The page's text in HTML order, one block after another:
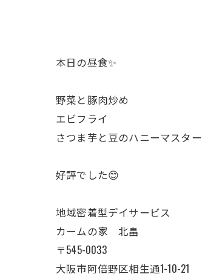
本日の昼食✨
野菜と豚肉炒め
エビフライ
さつま芋と豆のハニーマスタ
好評でした😊
地域密着型デイサービス
カームの家 北畠
〒545-0033
大阪市阿倍野区相生通1-10-21